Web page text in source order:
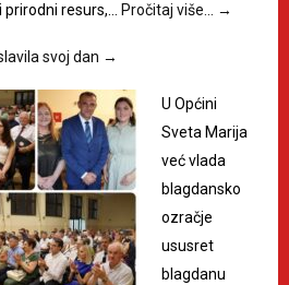
prirodni resurs,… Pročitaj više… →
svoj dan →
U Općini
Sveta Marija
već vlada
blagdansko
ozračje
ususret
blagdanu